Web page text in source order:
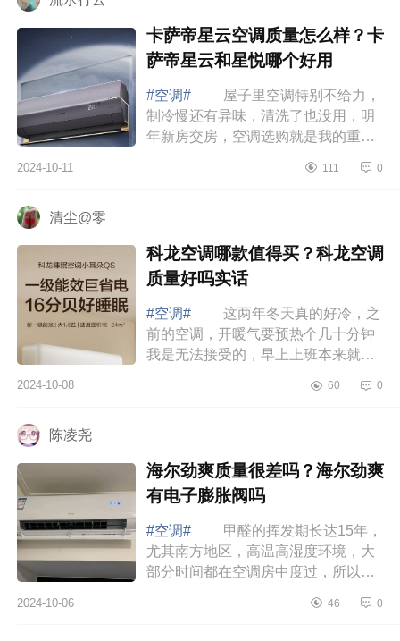
卡萨帝星云空调质量怎么样？卡
萨帝星云和星悦哪个好用
#空调#
屋子里空调特别不给力，
制冷慢还有异味，清洗了也没用，明
年新房交房，空调选购就是我的重中
星云空调质量怎么样？卡萨帝星云和
2024-10-11 111 0
清尘@零
科龙空调哪款值得买？科龙空调
质量好吗实话
#空调#
这两年冬天真的好冷，之
前的空调，开暖气要预热个几十分钟
我是无法接受的，早上上班本来就冷
也迟到了，还好遇到了科龙空调，下
2024-10-08 60 0
陈凌尧
海尔劲爽质量很差吗？海尔劲爽
有电子膨胀阀吗
#空调#
甲醛的挥发期长达15年，
尤其南方地区，高温高湿度环境，大
部分时间都在空调房中度过，所以长
小编为大家介绍下海尔劲爽质量很差
2024-10-06 46 0